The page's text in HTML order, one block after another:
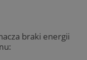
braki energii